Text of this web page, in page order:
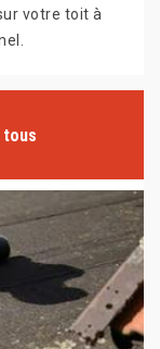
votre toit à